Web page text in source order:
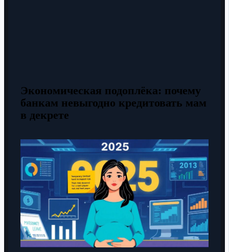
Экономическая подоплёка: почему
банкам невыгодно кредитовать мам
в декрете